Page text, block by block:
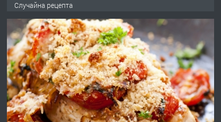
преди 1 година
ПРЕДЛАГА Работа за общи работници
преди 1 година
Случайна рецепта